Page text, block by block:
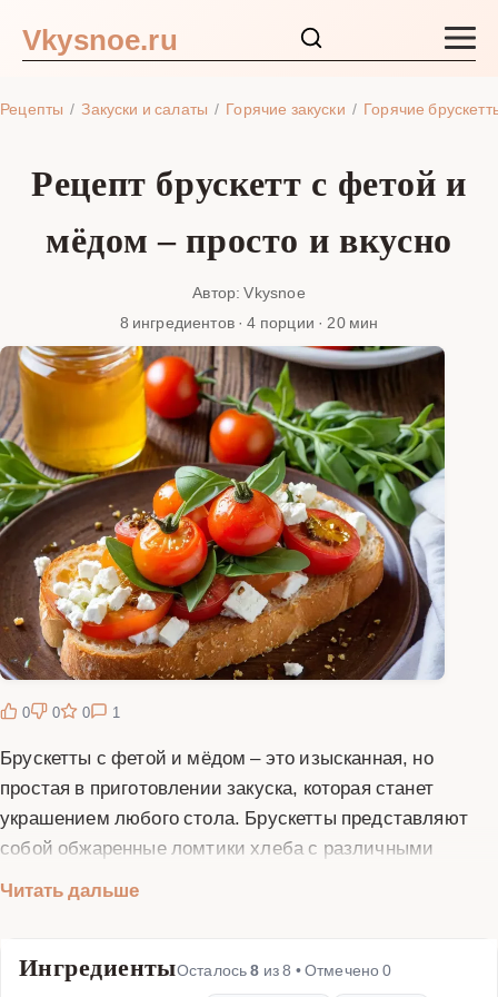
Vkysnoe.ru
Рецепты Закуски и салаты Горячие закуски Горячие
Рецепт брускетт с фетой и
мёдом – просто и вкусно
Автор: Vkysnoe
8 ингредиентов · 4 порции · 20 мин
0 0 0 1
Брускетты с фетой и мёдом – это изысканная, но
простая в приготовлении закуска, которая станет
украшением любого стола. Брускетты представляют
собой обжаренные ломтики хлеба с различными
фету, ароматный мёд и свежие овощи для создания
пикантность, а мёд добавляет сладковатые нотки,
Читать дальше
ИнгредиентыОсталось8 из8 • Отмечено0